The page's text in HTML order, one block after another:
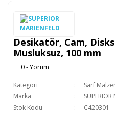
Desikatör, Cam,
Musluksuz, 100 mm
0 - Yorum
Kategori
Sarf
Marka
SUPERIOR
Stok Kodu
C420301